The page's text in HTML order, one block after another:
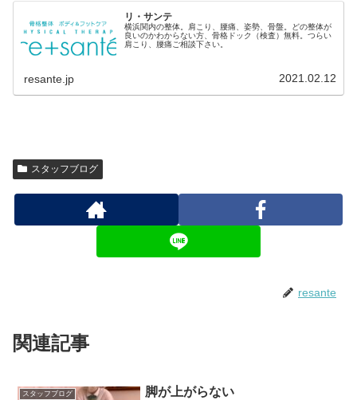
リ・サンテ
横浜関内の整体。肩こり、腰痛、姿勢、骨盤。どの整体が
良いのかわからない方、骨格ドック（検査）無料。つらい
肩こり、腰痛ご相談下さい。
resante.jp 2021.02.12
スタッフブログ
resante
関連記事
スタッフブログ 脚が上がらない